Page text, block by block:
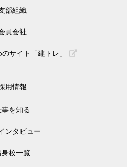
部組織
員会社
サイト「建トレ」
用情報
事を知る
ンタビュー
身校一覧